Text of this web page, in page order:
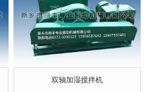
双轴加湿搅拌机